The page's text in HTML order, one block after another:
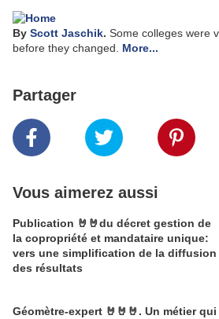
By Scott Jaschik. Some colleges were
before they changed. More...
Partager
Vous aimerez aussi
Publication 🤘🤘du décret gestion de
la copropriété et mandataire unique:
vers une simplification de la diffusion
des résultats
Géomètre-expert 🤘🤘🤘. Un métier qui